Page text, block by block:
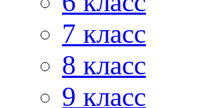
7 класс
8 класс
9 класс